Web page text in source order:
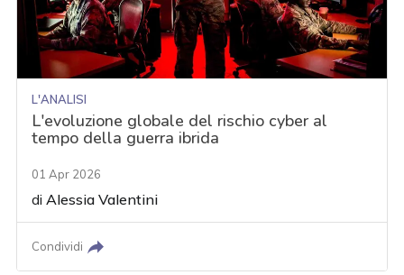
L'ANALISI
L'evoluzione globale del rischio cyber al
tempo della guerra ibrida
01 Apr 2026
diAlessia Valentini
Condividi